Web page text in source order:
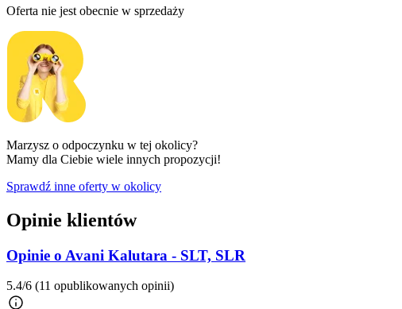
Oferta nie jest obecnie w sprzedaży
Marzysz o odpoczynku w tej okolicy?
Mamy dla Ciebie wiele innych propozycji!
Sprawdź inne oferty w okolicy
Opinie klientów
Opinie o Avani Kalutara - SLT, SLR
5.4/6 (11 opublikowanych opinii)